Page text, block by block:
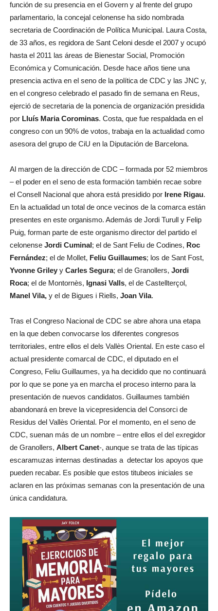
función de su presencia en el Govern y al frente del grupo
parlamentario, la concejal celonense ha sido nombrada
secretaria de Coordinación de Política Municipal. Laura Costa,
de 33 años, es regidora de Sant Celoni desde el 2007 y ocupó
hasta el 2011 las áreas de Bienestar Social, Promoción
Económica y Comunicación. Desde hace años tiene una
presencia activa en el seno de la política de CDC y las JNC y,
en el congreso celebrado el pasado fin de semana en Reus,
ejerció de secretaria de la ponencia de organización presidida
por Lluís Maria Corominas. Costa, que fue respaldada en el
congreso con un 90% de votos, trabaja en la actualidad como
asesora del grupo de CiU en la Diputación de Barcelona.
Al margen de la dirección de CDC – formada por 52 miembros
– el poder en el seno de esta formación también recae sobre
el Consell Nacional que ahora está presidido por Irene Rigau.
En la actualidad un total de once vecinos de la comarca están
presentes en este organismo. Además de Jordi Turull y Felip
Puig, forman parte de este organismo director del partido el
celonense Jordi Cuminal; el de Sant Feliu de Codines, Roc
Fernández; el de Mollet, Feliu Guillaumes; los de Sant Fost,
Yvonne Griley y Carles Segura; el de Granollers, Jordi
Roca; el de Montornès, Ignasi Valls, el de Castellterçol,
Manel Vila, y el de Bigues i Riells, Joan Vila.
Tras el Congreso Nacional de CDC se abre ahora una etapa
en la que deben convocarse los diferentes congresos
territoriales, entre ellos el dels Vallès Oriental. En este caso el
actual presidente comarcal de CDC, el diputado en el
Congreso, Feliu Guillaumes, ya ha decidido que no continuará
por lo que se pone ya en marcha el proceso interno para la
presentación de nuevos candidatos. Guillaumes también
abandonará en breve la vicepresidencia del Consorci de
Residus del Vallès Oriental. Por el momento, en el seno de
CDC, suenan más de un nombre – entre ellos el del exregidor
de Granollers, Albert Canet-, aunque se trata de las típicas
escaramuzas internas destinadas a detectar los apoyos que
pueden recabar. Es posible que estos titubeos iniciales se
aclaren en las próximas semanas con la presentación de una
única candidatura.